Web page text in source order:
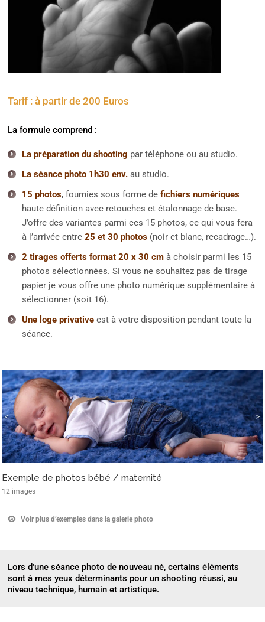
Tarif : à partir de 200 Euros
La formule comprend :
La préparation du shooting par téléphone ou au studio.
La séance photo 1h30 env.au studio.
15 photos, fournies sous forme de fichiers numériques
haute définition avec retouches et étalonnage de base.
J’offre des variantes parmi ces 15 photos, ce qui vous fera
à l’arrivée entre 25 et 30 photos(noir et blanc, recadrage…).
2 tirages offerts format 20 x 30 cm à choisir parmi les 15
photos sélectionnées. Si vous ne souhaitez pas de tirage
papier je vous offre une photo numérique supplémentaire à
sélectionner (soit 16).
Une loge privativeest à votre disposition pendant toute la
séance.
Exemple de photos bébé / maternité
12 images
Voir plus d’exemples dans la galerie photo
Lors d'une séance photo de nouveau né, certains éléments
sont à mes yeux déterminants pour un shooting réussi, au
niveau technique, humain et artistique.